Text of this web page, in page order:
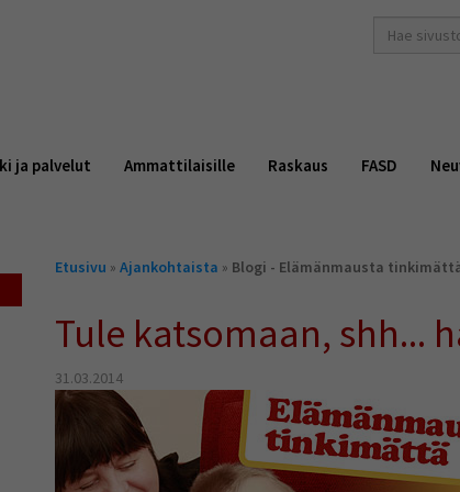
hakusana(t)
ja palvelut Ammattilaisille Raskaus FASD
Olet
Etusivu » Ajankohtaista » Blogi - Elämänmausta
Tule katsomaan, shh...
31.03.2014